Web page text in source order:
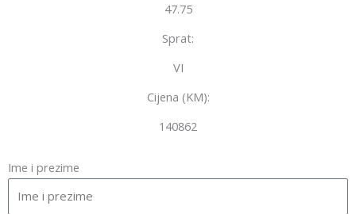
47.75
Sprat:
VI
Cijena (KM):
140862
Ime i prezime